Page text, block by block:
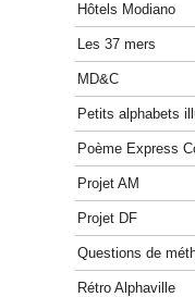
Hôtels Modiano
Les 37 mers
MD&C
Petits alphabets
Poème Express
Projet AM
Projet DF
Questions de
Rétro Alphaville